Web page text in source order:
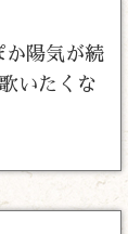
か陽気が続
いたくな